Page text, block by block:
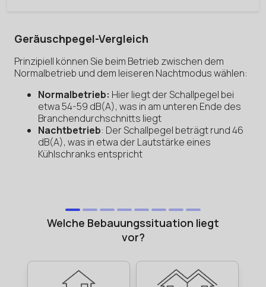
Geräuschpegel-Vergleich
Prinzipiell können Sie beim Betrieb zwischen dem
Normalbetrieb und dem leiseren Nachtmodus wählen:
Normalbetrieb: Hier liegt der Schallpegel bei
etwa 54-59 dB(A), was in am unteren Ende des
Branchendurchschnitts liegt
Nachtbetrieb: Der Schallpegel beträgt rund 46
dB(A), was in etwa der Lautstärke eines
Kühlschranks entspricht